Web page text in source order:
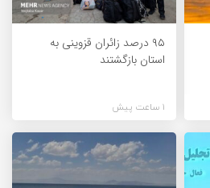
۹۵ درصد زائران قزوینی به
استان بازگشتند
1 ساعت پیش